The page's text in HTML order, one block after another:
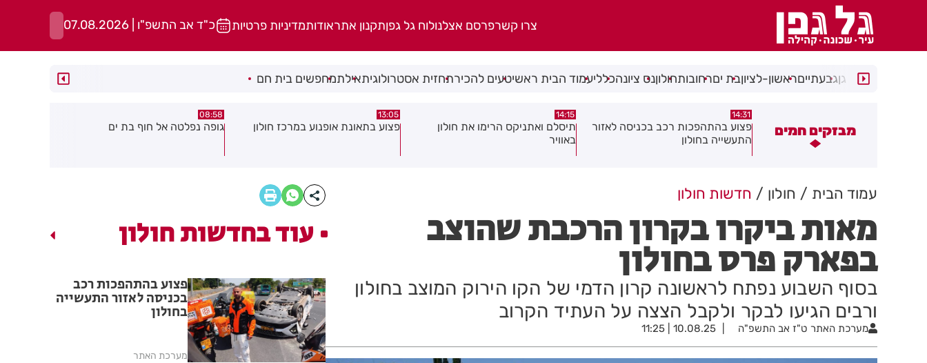
צרו קשרפרסם אצלנולוח גל גפןתקנון אתראודותמדיניות פרטיות כ"ד אב התשפ"ו | 07.08.2026
רמת גןגבעתייםראשון-לציוןבת יםרחובותחולוןנס ציונהכלליעמוד הבית ראשיטעים להכירתחזית אסטרולוגיתאילתמחפשים בית חם
מבזקים חמים
פצוע בהתהפכות רכב בכניסה לאזור
14:15
תיסלם ואתניקס הרימו את חולון
באוויר
13:05
פצוע בתאונת אופנוע במרכז חולון
08:58
גופה נפלטה אל חוף בת ים
08:29
חשד להצתה בשלושה מוקדים ברמת
עמוד הבית חולון חדשות חולון
מאות ביקרו בקרון הרכבת שהוצב
בפארק פרס בחולון
בסוף השבוע נפתח לראשונה קרון הדמי של הקו הירוק המוצב בחולון
ורבים הגיעו לבקר ולקבל הצצה על העתיד הקרוב
מערכת האתר ט"ז אב התשפ"ה 10.08.25 | 11:25
עוד בחדשות חולון
פצוע בהתהפכות רכב
בכניסה לאזור התעשייה
בחולון
מערכת האתר